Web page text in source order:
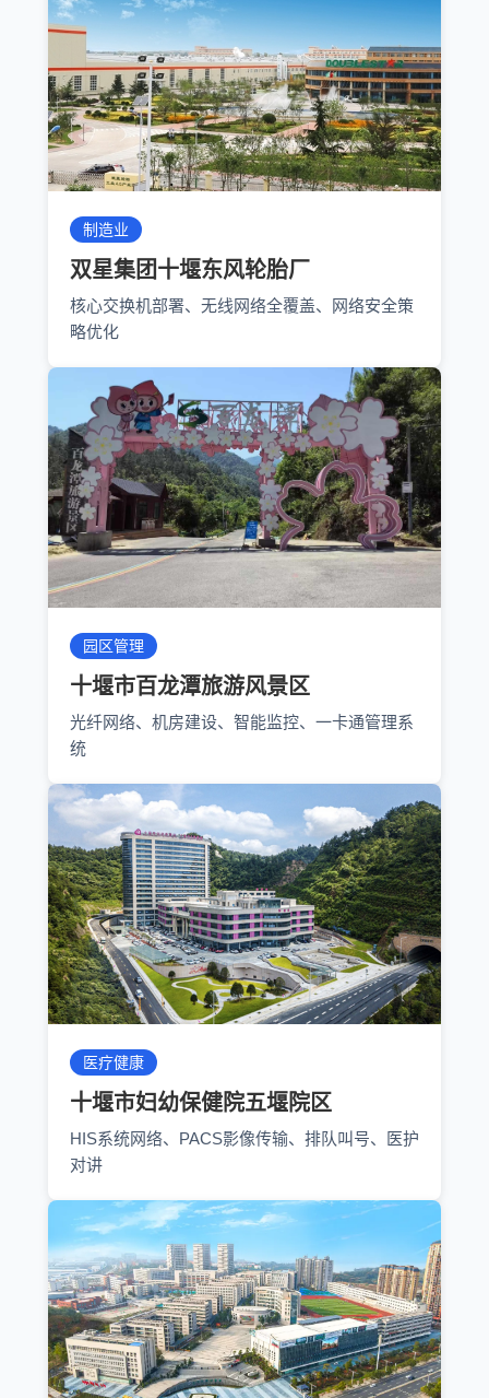
制造业
双星集团十堰东风轮胎厂
核心交换机部署、无线网络全覆盖、网络安全策
略优化
园区管理
十堰市百龙潭旅游风景区
光纤网络、机房建设、智能监控、一卡通管理系
统
医疗健康
十堰市妇幼保健院五堰院区
HIS系统网络、PACS影像传输、排队叫号、医护
对讲